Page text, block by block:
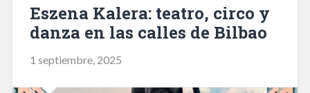
Eszena Kalera: teatro, circo y
danza en las calles de Bilbao
1 septiembre, 2025